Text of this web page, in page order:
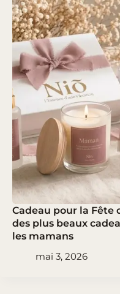
Cadeau pour la Fête
des plus beaux
les mamans
mai 3, 2026